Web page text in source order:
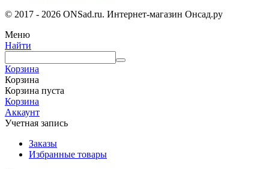
© 2017 - 2026 ONSad.ru. Интернет-магазин Онсад.ру
Меню
Найти
Корзина
Корзина
Корзина пуста
Корзина
Аккаунт
Учетная запись
Заказы
Избранные товары